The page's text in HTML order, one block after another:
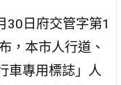
30日府交管字第1
，本市人行道、
車專用標誌」人